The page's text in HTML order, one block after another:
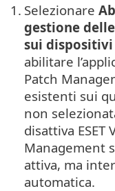
1. Selezionare
gestione
sui
abilitare
Patch
esistenti sui
non
disattiva
Management
attiva, ma
automatica.